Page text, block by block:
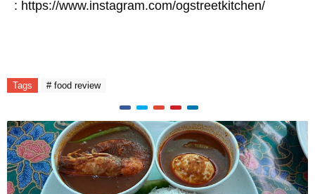
: https://www.instagram.com/ogstreetkitchen/
Tags # food review